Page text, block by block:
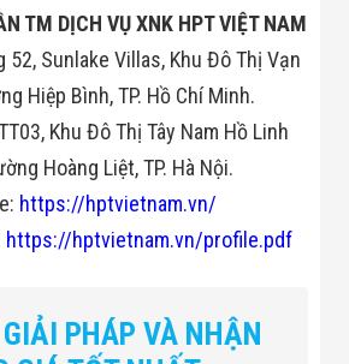
Dự Án Triển
Khai
Dự Án Ngành
Thủy Sản
Dự Án Ngành
Thực Phẩm
Siêu Thị - Ngân
Giáo Dục -
Dự Án Ngành
Công An - Quân
TM DỊCH VỤ XNK HPT VIỆT NAM
52, Sunlake Villas, Khu Đô Thị Vạn
Hiệp Bình, TP. Hồ Chí Minh.
Khu Đô Thị Tây Nam Hồ Linh
Hoàng Liệt, TP. Hà Nội.
https://hptvietnam.vn/
https://hptvietnam.vn/profile.pdf
PHÁP VÀ NHẬN